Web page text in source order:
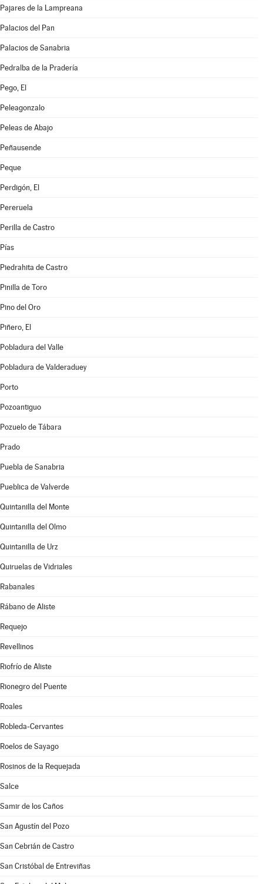
Pajares de la Lampreana
Palacios del Pan
Palacios de Sanabria
Pedralba de la Pradería
Pego, El
Peleagonzalo
Peleas de Abajo
Peñausende
Peque
Perdigón, El
Pereruela
Perilla de Castro
Pías
Piedrahita de Castro
Pinilla de Toro
Pino del Oro
Piñero, El
Pobladura del Valle
Pobladura de Valderaduey
Porto
Pozoantiguo
Pozuelo de Tábara
Prado
Puebla de Sanabria
Pueblica de Valverde
Quintanilla del Monte
Quintanilla del Olmo
Quintanilla de Urz
Quiruelas de Vidriales
Rabanales
Rábano de Aliste
Requejo
Revellinos
Riofrío de Aliste
Rionegro del Puente
Roales
Robleda-Cervantes
Roelos de Sayago
Rosinos de la Requejada
Salce
Samir de los Caños
San Agustín del Pozo
San Cebrián de Castro
San Cristóbal de Entreviñas